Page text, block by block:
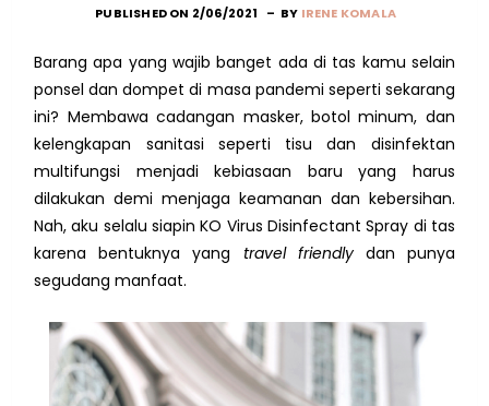
PUBLISHED ON 2/06/2021 BY IRENE KOMALA
Barang apa yang wajib banget ada di tas kamu selain
ponsel dan dompet di masa pandemi seperti sekarang
ini? Membawa cadangan masker, botol minum, dan
kelengkapan sanitasi seperti tisu dan disinfektan
multifungsi menjadi kebiasaan baru yang harus
dilakukan demi menjaga keamanan dan kebersihan.
Nah, aku selalu siapinKO Virus Disinfectant Spray di tas
karena bentuknya yang travel friendlydan punya
segudang manfaat.